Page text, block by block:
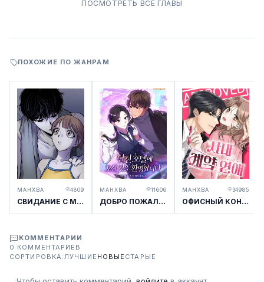
ПОСМОТРЕТЬ ВСЕ ГЛАВЫ
ПОХОЖИЕ ПО ЖАНРАМ
МАНХВА 4809
СВИДАНИЕ С МРАЧНЫМ ЗАДРОТОМ
МАНХВА 11606
ДОБРО ПОЖАЛОВАТЬ В ОТЕЛЬ-ПОДЗЕМЕЛЬЕ
МАНХВА 34985
ОФИСНЫЙ КОНТРАКТНЫЙ РОМАН
КОММЕНТАРИИ
0 КОММЕНТАРИЕВ
СОРТИРОВКА:ЛУЧШИЕ НОВЫЕ СТАРЫЕ